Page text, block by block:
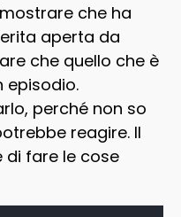
che ha
aperta da
che quello che è
episodio.
perché non so
reagire. Il
di fare le cose